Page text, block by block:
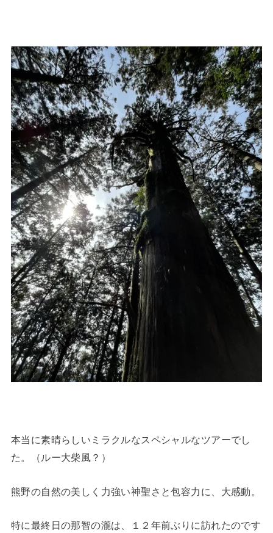
本当に素晴らしいミラクルなスペシャルなツアーでし
た。（ルー大柴風？）
熊野の自然の美しく力強い神聖さと包容力に、大感動。
特に最終日の那智の瀧は、１２年前ぶりに訪れたのです